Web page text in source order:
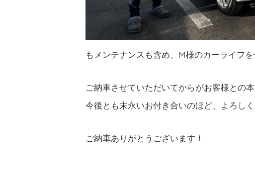
もメンテナンスも含め、M様のカーライフ
ご納車させていただいてからがお客様との
今後とも末永いお付き合いのほど、よろしく
ご納車ありがとうございます！